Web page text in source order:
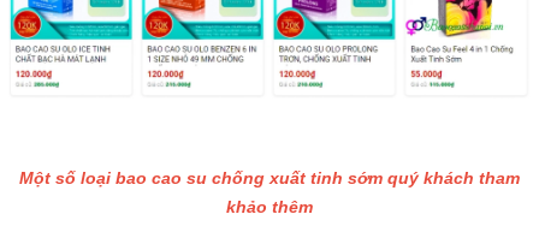
Một số loại bao cao su chống xuất tinh sớm quý khách tham
khảo thêm